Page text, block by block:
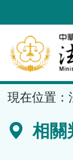
到
要
內
容
區
現在位置：
相關